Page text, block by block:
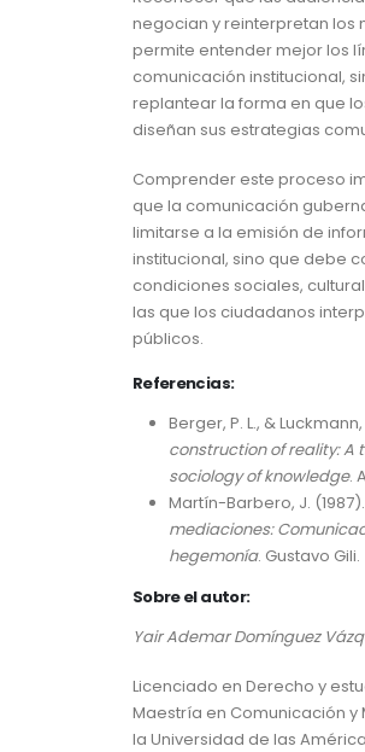
negocian y reinterpretan los
permite entender mejor los
comunicación institucional,
replantear la forma en que
diseñan sus estrategias
Comprender este proceso
que la comunicación
limitarse a la emisión de
institucional, sino que debe
condiciones sociales,
las que los ciudadanos
públicos.
Referencias:
Berger, P. L., & Luckmann,
construction of reality: A
sociology of knowledge.
Martín-Barbero, J. (1987).
mediaciones:
hegemonía. Gustavo Gili.
Sobre el autor:
Yair Ademar Domínguez
Licenciado en Derecho y
Maestría en Comunicación y
la Universidad de las